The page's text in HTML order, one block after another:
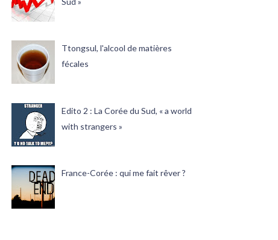
Ttongsul, l'alcool de matières
fécales
Edito 2 : La Corée du Sud, « a world
with strangers »
France-Corée : qui me fait rêver ?